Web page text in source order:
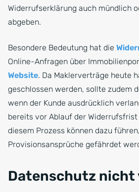
Widerrufserklärung auch mündlich
abgeben.
Besondere Bedeutung hat die
Online-Anfragen über
Website. Da Maklerverträge heute
geschlossen werden, sollte zudem
wenn der Kunde ausdrücklich
bereits vor Ablauf der
diesem Prozess können dazu
Provisionsansprüche gefährdet
Datenschutz nicht